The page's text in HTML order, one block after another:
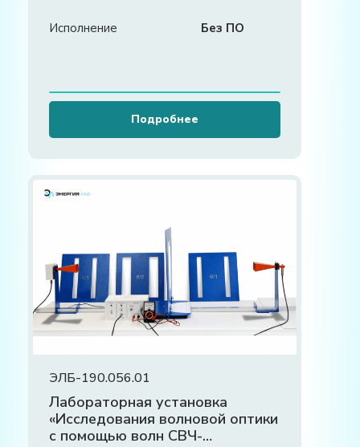
Исполнение Без ПО
Подробнее
ЭЛБ-190.056.01
Лабораторная установка
«Исследования волновой оптики
с помощью волн СВЧ-